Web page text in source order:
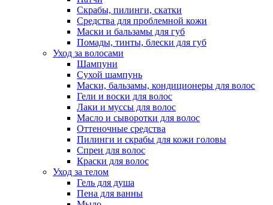
Скрабы, пилинги, скатки
Средства для проблемной кожи
Маски и бальзамы для губ
Помады, тинты, блески для губ
Уход за волосами
Шампуни
Сухой шампунь
Маски, бальзамы, кондиционеры для волос
Гели и воски для волос
Лаки и муссы для волос
Масло и сыворотки для волос
Оттеночные средства
Пилинги и скрабы для кожи головы
Спреи для волос
Краски для волос
Уход за телом
Гель для душа
Пена для ванны